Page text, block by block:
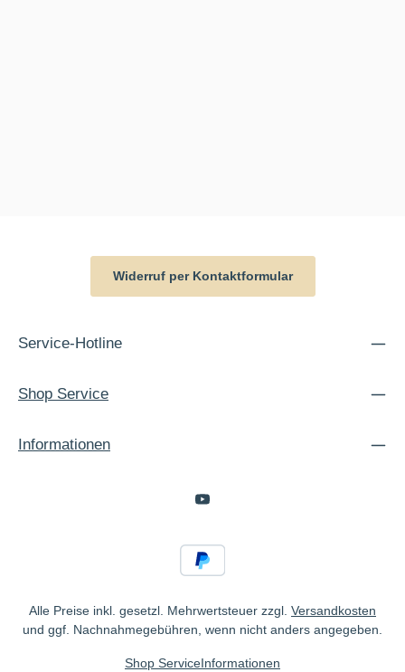
Widerruf per Kontaktformular
Service-Hotline
Shop Service
Informationen
Alle Preise inkl. gesetzl. Mehrwertsteuer zzgl. Versandkosten
und ggf. Nachnahmegebühren, wenn nicht anders angegeben.
Shop ServiceInformationen